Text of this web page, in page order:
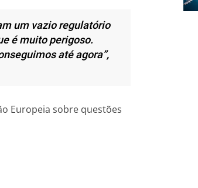
um vazio regulatório
é muito perigoso.
até agora”,
Europeia sobre questões